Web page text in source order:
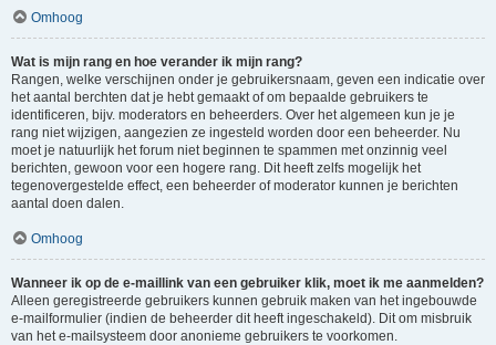
Omhoog
Wat is mijn rang en hoe verander ik mijn rang?
Rangen, welke verschijnen onder je gebruikersnaam, geven een indicatie over
het aantal berchten dat je hebt gemaakt of om bepaalde gebruikers te
identificeren, bijv. moderators en beheerders. Over het algemeen kun je je
rang niet wijzigen, aangezien ze ingesteld worden door een beheerder. Nu
moet je natuurlijk het forum niet beginnen te spammen met onzinnig veel
berichten, gewoon voor een hogere rang. Dit heeft zelfs mogelijk het
tegenovergestelde effect, een beheerder of moderator kunnen je berichten
aantal doen dalen.
Omhoog
Wanneer ik op de e-maillink van een gebruiker klik, moet ik me aanmelden?
Alleen geregistreerde gebruikers kunnen gebruik maken van het ingebouwde
e-mailformulier (indien de beheerder dit heeft ingeschakeld). Dit om misbruik
van het e-mailsysteem door anonieme gebruikers te voorkomen.